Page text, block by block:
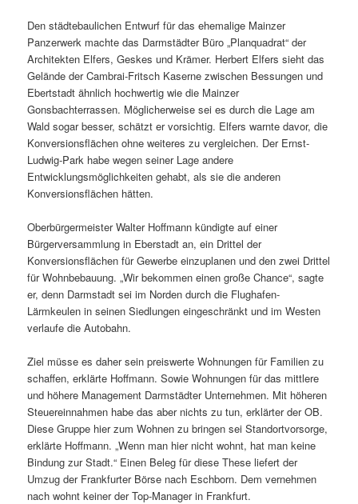
Den städtebaulichen Entwurf für das ehemalige Mainzer
Panzerwerk machte das Darmstädter Büro „Planquadrat“ der
Architekten Elfers, Geskes und Krämer. Herbert Elfers sieht das
Gelände der Cambrai-Fritsch Kaserne zwischen Bessungen und
Ebertstadt ähnlich hochwertig wie die Mainzer
Gonsbachterrassen. Möglicherweise sei es durch die Lage am
Wald sogar besser, schätzt er vorsichtig. Elfers warnte davor, die
Konversionsflächen ohne weiteres zu vergleichen. Der Ernst-
Ludwig-Park habe wegen seiner Lage andere
Entwicklungsmöglichkeiten gehabt, als sie die anderen
Konversionsflächen hätten.
Oberbürgermeister Walter Hoffmann kündigte auf einer
Bürgerversammlung in Eberstadt an, ein Drittel der
Konversionsflächen für Gewerbe einzuplanen und den zwei Drittel
für Wohnbebauung. „Wir bekommen einen große Chance“, sagte
er, denn Darmstadt sei im Norden durch die Flughafen-
Lärmkeulen in seinen Siedlungen eingeschränkt und im Westen
verlaufe die Autobahn.
Ziel müsse es daher sein preiswerte Wohnungen für Familien zu
schaffen, erklärte Hoffmann. Sowie Wohnungen für das mittlere
und höhere Management Darmstädter Unternehmen. Mit höheren
Steuereinnahmen habe das aber nichts zu tun, erklärter der OB.
Diese Gruppe hier zum Wohnen zu bringen sei Standortvorsorge,
erklärte Hoffmann. „Wenn man hier nicht wohnt, hat man keine
Bindung zur Stadt.“ Einen Beleg für diese These liefert der
Umzug der Frankfurter Börse nach Eschborn. Dem vernehmen
nach wohnt keiner der Top-Manager in Frankfurt.